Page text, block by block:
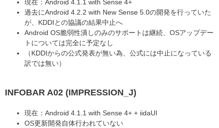
現在：Android 4.1.1 with Sense 4+
過去にAndroid 4.2.2 with New Sense 5.0の開発を行っていた
が、KDDIとの協議の結果中止へ
Android OS脆弱性潰しのみのサポートは継続、OSアップデー
トについては完全に予定なし
（KDDIからの公式発表が無い為、公式には中止になっている
訳では無い）
INFOBAR A02 (IMPRESSION_J)
現在：Android 4.1.1 with Sense 4+ + iidaUI
OS更新開発自体行われていない